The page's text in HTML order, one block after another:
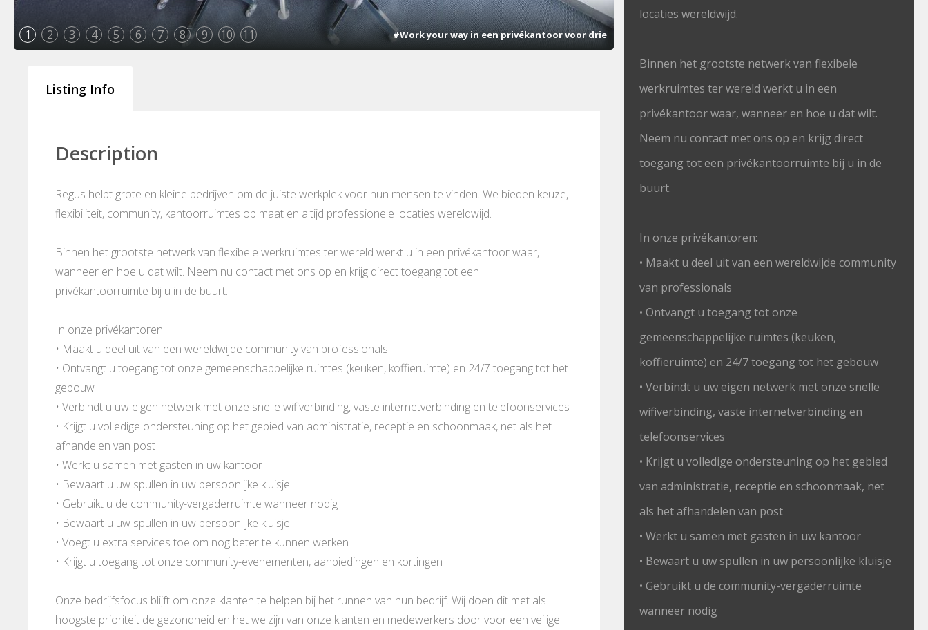
1 2 3 4 5 6 7 8 9 10 11 #Work your way in een privékantoor voor drie
Listing Info
Description
Regus helpt grote en kleine bedrijven om de juiste werkplek voor hun mensen te vinden. We bieden keuze,
flexibiliteit, community, kantoorruimtes op maat en altijd professionele locaties wereldwijd.
Binnen het grootste netwerk van flexibele werkruimtes ter wereld werkt u in een privékantoor waar,
wanneer en hoe u dat wilt. Neem nu contact met ons op en krijg direct toegang tot een
privékantoorruimte bij u in de buurt.
In onze privékantoren:
• Maakt u deel uit van een wereldwijde community van professionals
• Ontvangt u toegang tot onze gemeenschappelijke ruimtes (keuken, koffieruimte) en 24/7 toegang tot het
gebouw
• Verbindt u uw eigen netwerk met onze snelle wifiverbinding, vaste internetverbinding en telefoonservices
• Krijgt u volledige ondersteuning op het gebied van administratie, receptie en schoonmaak, net als het
afhandelen van post
• Werkt u samen met gasten in uw kantoor
• Bewaart u uw spullen in uw persoonlijke kluisje
• Gebruikt u de community-vergaderruimte wanneer nodig
• Bewaart u uw spullen in uw persoonlijke kluisje
• Voegt u extra services toe om nog beter te kunnen werken
• Krijgt u toegang tot onze community-evenementen, aanbiedingen en kortingen
Onze bedrijfsfocus blijft om onze klanten te helpen bij het runnen van hun bedrijf. Wij doen dit met als
hoogste prioriteit de gezondheid en het welzijn van onze klanten en medewerkers door voor een veilige
locaties wereldwijd.
Binnen het grootste netwerk van flexibele
werkruimtes ter wereld werkt u in een
privékantoor waar, wanneer en hoe u dat wilt.
Neem nu contact met ons op en krijg direct
toegang tot een privékantoorruimte bij u in de
buurt.
In onze privékantoren:
• Maakt u deel uit van een wereldwijde community
van professionals
• Ontvangt u toegang tot onze
gemeenschappelijke ruimtes (keuken,
koffieruimte) en 24/7 toegang tot het gebouw
• Verbindt u uw eigen netwerk met onze snelle
wifiverbinding, vaste internetverbinding en
telefoonservices
• Krijgt u volledige ondersteuning op het gebied
van administratie, receptie en schoonmaak, net
als het afhandelen van post
• Werkt u samen met gasten in uw kantoor
• Bewaart u uw spullen in uw persoonlijke kluisje
• Gebruikt u de community-vergaderruimte
wanneer nodig